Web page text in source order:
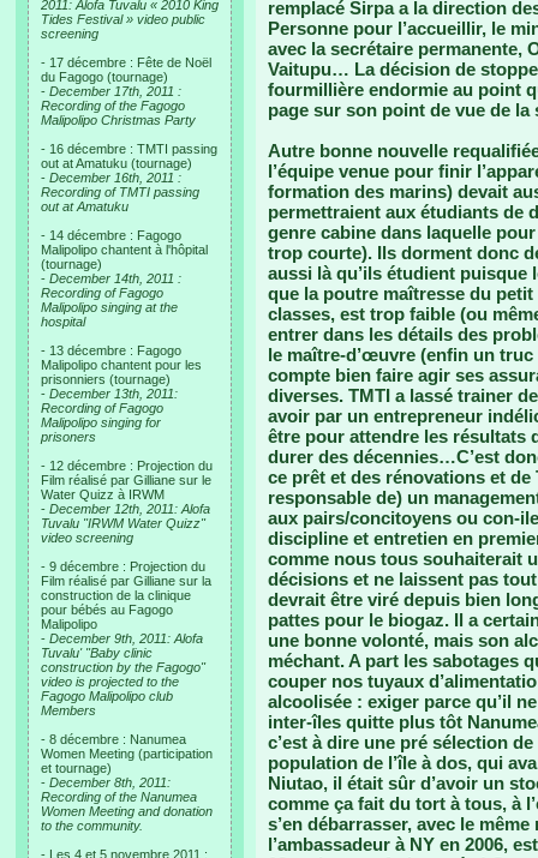
2011: Alofa Tuvalu « 2010 King
Tides Festival » video public
screening
- 17 décembre : Fête de Noël
du Fagogo (tournage)
- December 17th, 2011 :
Recording of the Fagogo
Malipolipo Christmas Party
- 16 décembre : TMTI passing
out at Amatuku (tournage)
- December 16th, 2011 :
Recording of TMTI passing
out at Amatuku
- 14 décembre : Fagogo
Malipolipo chantent à l'hôpital
(tournage)
- December 14th, 2011 :
Recording of Fagogo
Malipolipo singing at the
hospital
- 13 décembre : Fagogo
Malipolipo chantent pour les
prisonniers (tournage)
- December 13th, 2011:
Recording of Fagogo
Malipolipo singing for
prisoners
- 12 décembre : Projection du
Film réalisé par Gilliane sur le
Water Quizz à IRWM
- December 12th, 2011: Alofa
Tuvalu "IRWM Water Quizz"
video screening
- 9 décembre : Projection du
Film réalisé par Gilliane sur la
construction de la clinique
pour bébés au Fagogo
Malipolipo
- December 9th, 2011: Alofa
Tuvalu' "Baby clinic
construction by the Fagogo"
video is projected to the
Fagogo Malipolipo club
Members
- 8 décembre : Nanumea
Women Meeting (participation
et tournage)
- December 8th, 2011:
Recording of the Nanumea
Women Meeting and donation
to the community.
- Les 4 et 5 novembre 2011 :
remplacé Sirpa a la direction
Personne pour l’accueillir, le
avec la secrétaire permanente,
Vaitupu… La décision de
fourmillière endormie au point
page sur son point de vue de la
Autre bonne nouvelle
l’équipe venue pour finir
formation des marins) devait
permettraient aux étudiants de
genre cabine dans laquelle
trop courte). Ils dorment donc
aussi là qu’ils étudient puisque
que la poutre maîtresse du
classes, est trop faible (ou
entrer dans les détails des
le maître-d’œuvre (enfin un
compte bien faire agir ses
diverses. TMTI a lassé trainer
avoir par un entrepreneur
être pour attendre les résultats
durer des décennies…C’est
ce prêt et des rénovations et
responsable de) un
aux pairs/concitoyens ou con-
discipline et entretien en
comme nous tous souhaiterait
décisions et ne laissent pas
devrait être viré depuis bien
pattes pour le biogaz. Il a
une bonne volonté, mais son
méchant. A part les sabotages
couper nos tuyaux
alcoolisée : exiger parce qu’il
inter-îles quitte plus tôt
c’est à dire une pré sélection
population de l’île à dos, qui
Niutao, il était sûr d’avoir un
comme ça fait du tort à tous, à
s’en débarrasser, avec le
l’ambassadeur à NY en 2006,